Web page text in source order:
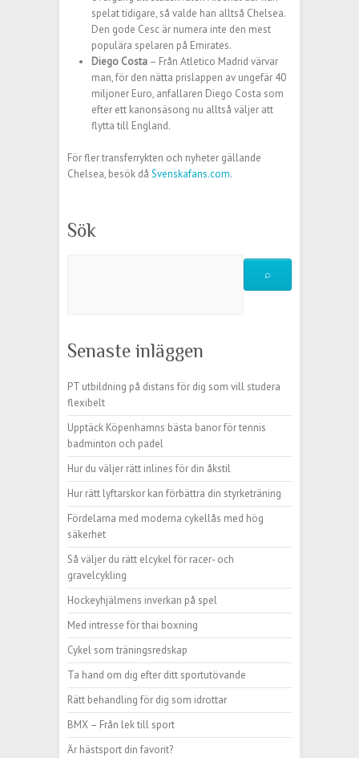
spelat tidigare, så valde han alltså Chelsea.
Den gode Cesc är numera inte den mest
populära spelaren på Emirates.
Diego Costa – Från Atletico Madrid värvar
man, för den nätta prislappen av ungefär 40
miljoner Euro, anfallaren Diego Costa som
efter ett kanonsäsong nu alltså väljer att
flytta till England.
För fler transferrykten och nyheter gällande
Chelsea, besök då Svenskafans.com.
Sök
Senaste inläggen
PT utbildning på distans för dig som vill studera
flexibelt
Upptäck Köpenhamns bästa banor för tennis
badminton och padel
Hur du väljer rätt inlines för din åkstil
Hur rätt lyftarskor kan förbättra din styrketräning
Fördelarna med moderna cykellås med hög
säkerhet
Så väljer du rätt elcykel för racer- och
gravelcykling
Hockeyhjälmens inverkan på spel
Med intresse för thai boxning
Cykel som träningsredskap
Ta hand om dig efter ditt sportutövande
Rätt behandling för dig som idrottar
BMX – Från lek till sport
Är hästsport din favorit?